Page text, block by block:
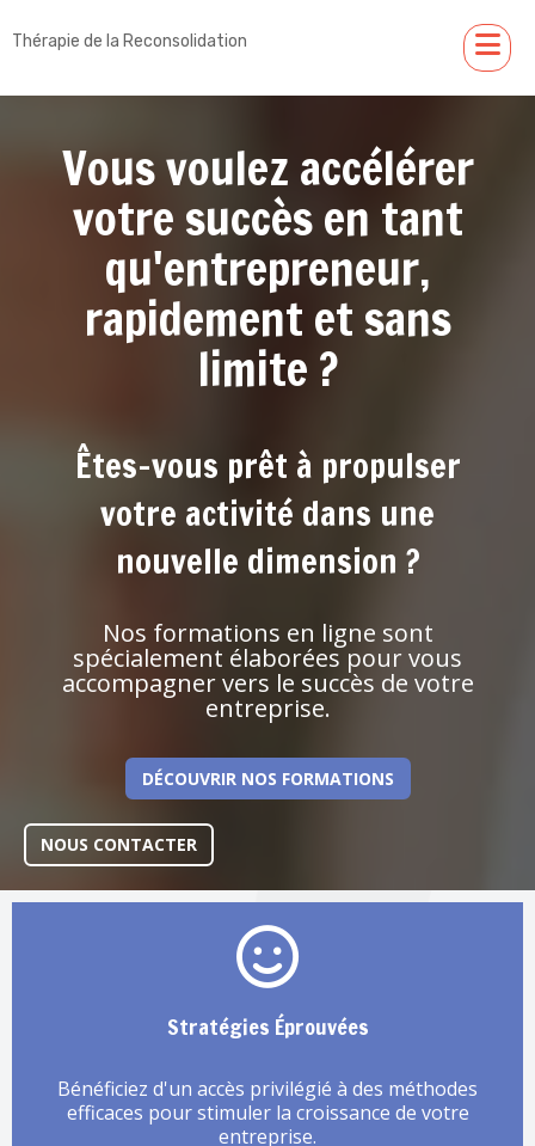
Thérapie de la Reconsolidation
Vous voulez accélérer
votre succès en tant
qu'entrepreneur,
rapidement et sans
limite ?
Êtes-vous prêt à propulser
votre activité dans une
nouvelle dimension ?
Nos formations en ligne sont
spécialement élaborées pour vous
accompagner vers le succès de votre
entreprise.
DÉCOUVRIR NOS FORMATIONS
NOUS CONTACTER
Stratégies Éprouvées
Bénéficiez d'un accès privilégié à des méthodes
efficaces pour stimuler la croissance de votre
entreprise.